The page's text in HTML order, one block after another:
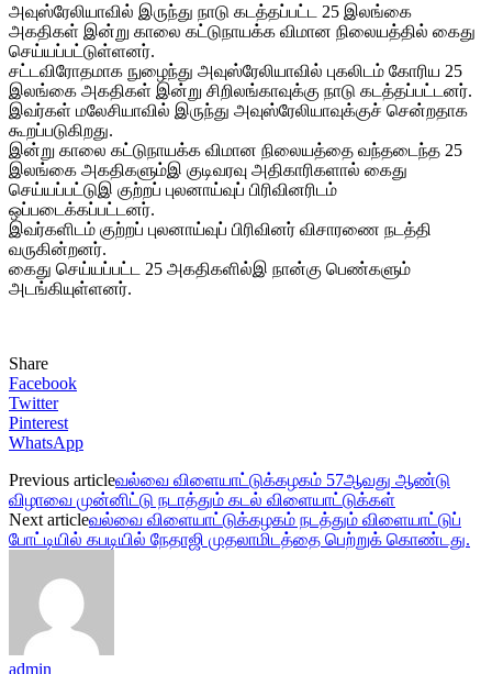
அவுஸ்ரேலியாவில் இருந்து நாடு கடத்தப்பட்ட 25 இலங்கை
அகதிகள் இன்று காலை கட்டுநாயக்க விமான நிலையத்தில் கைது
செய்யப்பட்டுள்ளனர்.
சட்டவிரோதமாக நுழைந்து அவுஸ்ரேலியாவில் புகலிடம் கோரிய 25
இலங்கை அகதிகள் இன்று சிறிலங்காவுக்கு நாடு கடத்தப்பட்டனர்.
இவர்கள் மலேசியாவில் இருந்து அவுஸ்ரேலியாவுக்குச் சென்றதாக
கூறப்படுகிறது.
இன்று காலை கட்டுநாயக்க விமான நிலையத்தை வந்தடைந்த 25
இலங்கை அகதிகளும்இ குடிவரவு அதிகாரிகளால் கைது
செய்யப்பட்டுஇ குற்றப் புலனாய்வுப் பிரிவினரிடம்
ஒப்படைக்கப்பட்டனர்.
இவர்களிடம் குற்றப் புலனாய்வுப் பிரிவினர் விசாரணை நடத்தி
வருகின்றனர்.
கைது செய்யப்பட்ட 25 அகதிகளில்இ நான்கு பெண்களும்
அடங்கியுள்ளனர்.
Share
Facebook
Twitter
Pinterest
WhatsApp
Previous articleவல்வை விளையாட்டுக்கழகம் 57ஆவது ஆண்டு
விழாவை முன்னிட்டு நடாத்தும் கடல் விளையாட்டுக்கள்
Next articleவல்வை விளையாட்டுக்கழகம் நடத்தும் விளையாட்டுப்
போட்டியில் கபடியில் நேதாஜி முதலாமிடத்தை பெற்றுக் கொண்டது.
admin